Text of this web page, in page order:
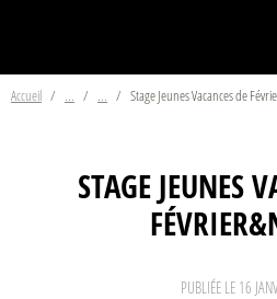
Accueil Stage Jeunes Vacances de
STAGE JEUNES
PUBLIÉE LE 16